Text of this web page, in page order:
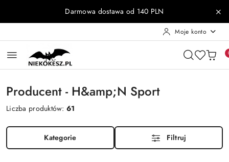
Przejdź do treści głównej
Przejdź do wyszukiwarki
Przejdź do moje konto
Przejdź do menu głównego
Przejdź do stopkiDarmowa dostawa od 140 PLN
Moje konto
Producent - H&amp;N Sport
Liczba produktów:61
Kategorie Filtruj